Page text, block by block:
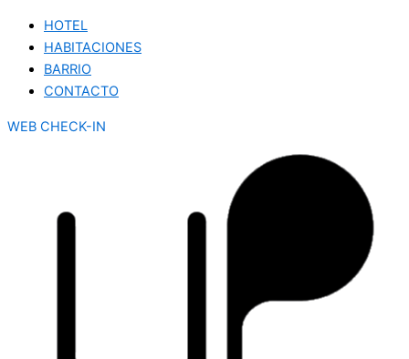
HOTEL
HABITACIONES
BARRIO
CONTACTO
WEB CHECK-IN